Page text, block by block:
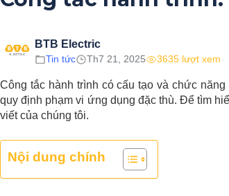
BTB Electric
Tin tức Th7 21, 2025 3635 lượt xem
Công tắc hành trình có cấu tạo và chức
quy định phạm vi ứng dụng đặc thù. Để tìm
viết của chúng tôi.
Nội dung chính